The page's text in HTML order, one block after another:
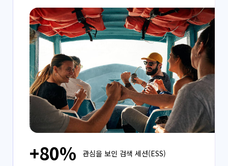
+80% 관심을 보인 검색 세션(ESS)